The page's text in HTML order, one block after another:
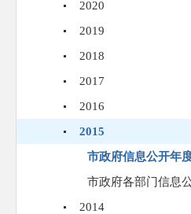
2020
2019
2018
2017
2016
2015
市政府信息公开年
市政府各部门信息
2014